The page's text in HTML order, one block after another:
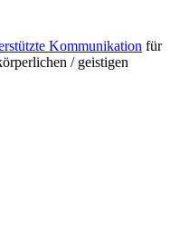
Kommunikation für
/ geistigen